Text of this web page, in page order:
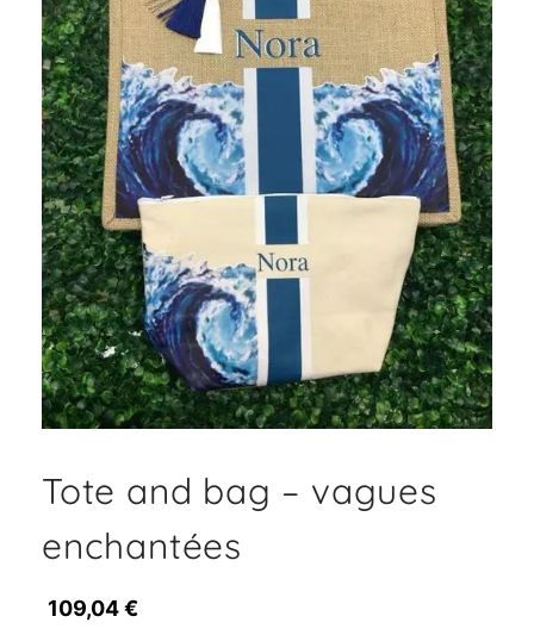
Tote and bag – vagues
enchantées
109,04€